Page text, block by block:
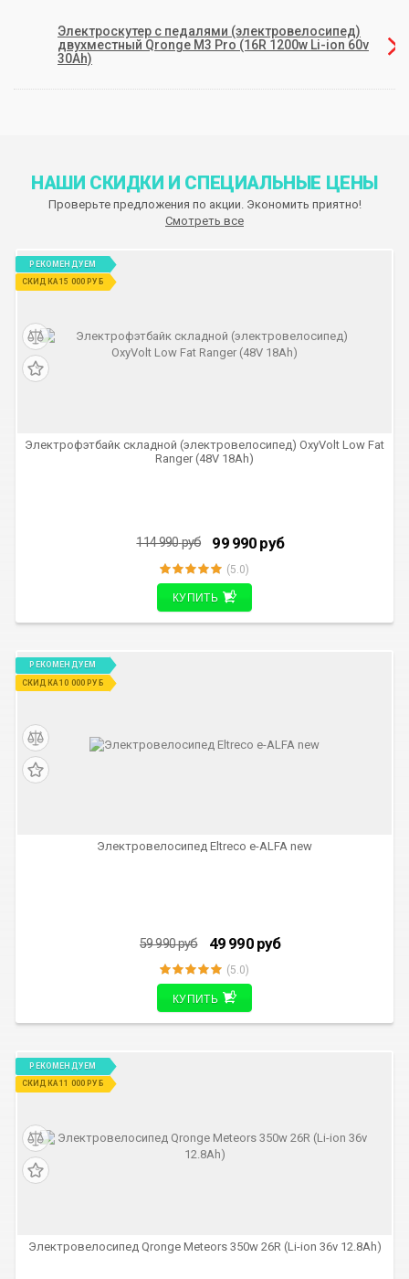
Электроскутер с педалями (электровелосипед)
двухместный Qronge M3 Pro (16R 1200w Li-ion 60v
30Ah)
НАШИ СКИДКИ И СПЕЦИАЛЬНЫЕ ЦЕНЫ
Проверьте предложения по акции. Экономить приятно!
Смотреть все
РЕКОМЕНДУЕМ
Электрофэтбайк складной (электровелосипед) OxyVolt Low Fat
Ranger (48V 18Ah)
114 990руб 99 990 руб
(5.0)
КУПИТЬ
РЕКОМЕНДУЕМ
Электровелосипед Eltreco e-ALFA new
59 990руб 49 990 руб
(5.0)
КУПИТЬ
Электровелосипед Qronge Meteors 350w 26R (Li-ion 36v 12.8Ah)